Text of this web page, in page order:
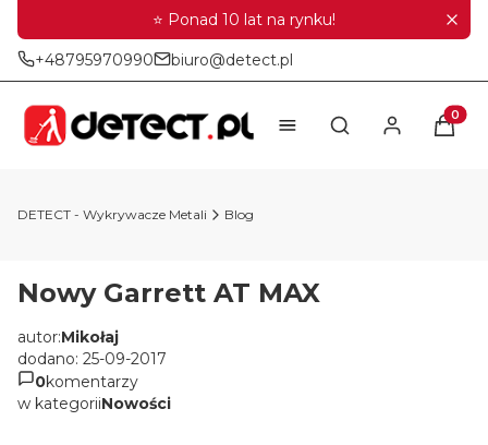
⭐ Ponad 10 lat na rynku!
+48795970990 biuro@detect.pl
Otwórz
DETECT - Wykrywacze Metali Blog
Nowy Garrett AT MAX
autor:Mikołaj
dodano: 25-09-2017
0komentarzy
w kategoriiNowości